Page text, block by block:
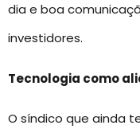
dia e boa
investidores.
Tecnologia como
O síndico que ainda